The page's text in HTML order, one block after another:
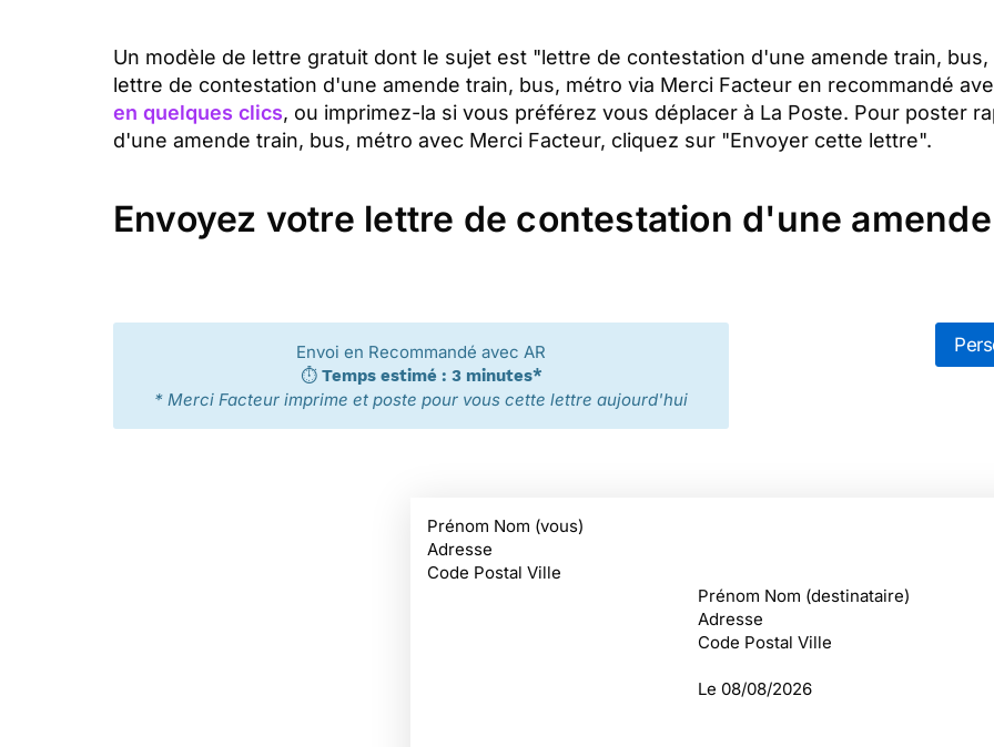
Un modèle de lettre gratuit dont le sujet est "lettre de contestation d'une amende train,
lettre de contestation d'une amende train, bus, métro via Merci Facteur en recommandé
en quelques clics, ou imprimez-la si vous préférez vous déplacer à La Poste. Pour poster
d'une amende train, bus, métro avec Merci Facteur, cliquez sur "Envoyer cette lettre".
Envoyez votre lettre de contestation d'une
Envoi en Recommandé avec AR
⏱️ Temps estimé : 3 minutes*
* Merci Facteur imprime et poste pour vous cette lettre aujourd'hui
Prénom Nom (vous)
Adresse
Code Postal Ville
Prénom Nom (destinataire)
Adresse
Code Postal Ville
Le 08/08/2026